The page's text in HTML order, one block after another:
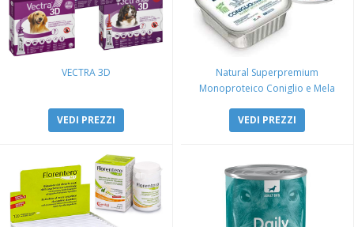
VECTRA 3D
VEDI PREZZI
Natural Superpremium
Monoproteico Coniglio e Mela
VEDI PREZZI